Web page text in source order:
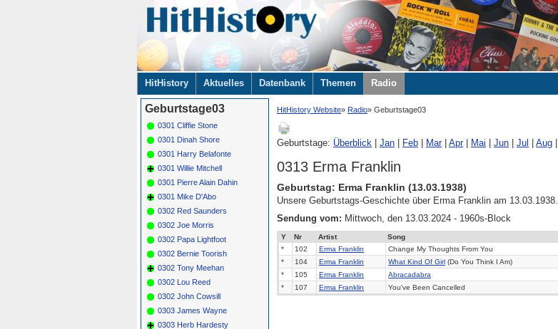
Navigation
überspringen
HitHistory Aktuelles Datenbank Themen Radio
HitHistory Website Radio Geburtstage03
Geburtstage: Überblick Jan Feb Mar| Apr| Mai Jun Jul Aug
0313 Erma Franklin
Geburtstag: Erma Franklin (13.03.1938)
Unsere Geburtstags-Geschichte über Erma Franklin am 13.03.1938.
Sendung vom: Mittwoch, den 13.03.2024 - 1960s-Block
Y Nr Artist Song
*
102 Erma Franklin Change My Thoughts From You
*
104 Erma Franklin What Kind Of Girl (Do You Think I Am)
*
105 Erma Franklin Abracadabra
*
107 Erma Franklin You've Been Cancelled
Geburtstage03
0301 Cliffie Stone
0301 Dinah Shore
0301 Harry Belafonte
0301 Willie Mitchell
0301 Pierre Alain Dahin
0301 Mike D'Abo
0302 Red Saunders
0302 Joe Morris
0302 Papa Lightfoot
0302 Bernie Toorish
0302 Tony Meehan
0302 Lou Reed
0302 John Cowsill
0303 James Wayne
0303 Herb Hardesty